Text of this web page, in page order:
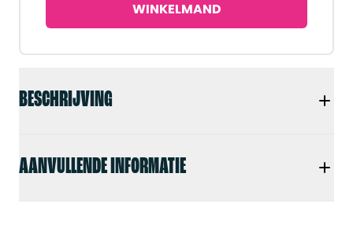
BESCHRIJVING
AANVULLENDE INFORMATIE
WINKELMAND